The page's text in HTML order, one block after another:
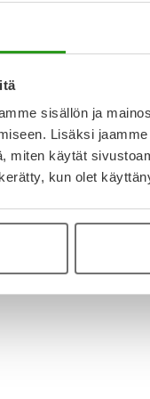
sisällön ja
Lisäksi
miten käytät
kun olet